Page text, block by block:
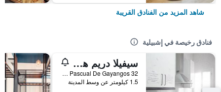
شاهد المزيد من الفنادق القريبة
فنادق رخيصة في إشبيلية
سيفيلا دريم هوستل
Calle Pascual De Gayangos 32, إشبيلية, منطقة أندلوسيا, أسبانيا
1.5 كيلومتر عن وسط المدينة